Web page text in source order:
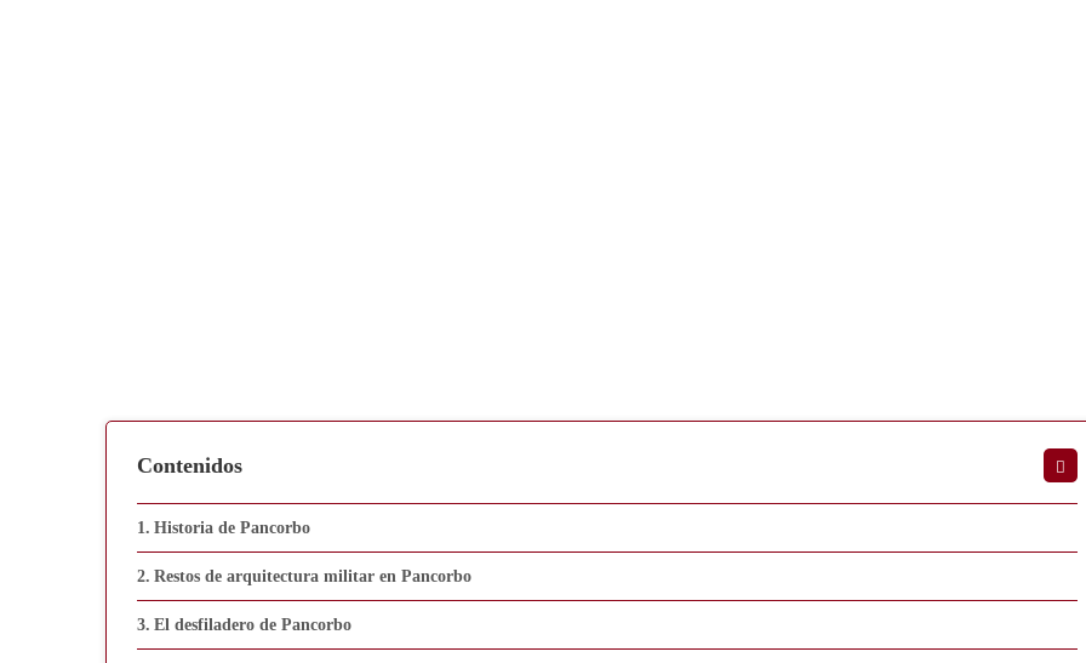
Contenidos
Historia de Pancorbo
Restos de arquitectura militar en Pancorbo
El desfiladero de Pancorbo